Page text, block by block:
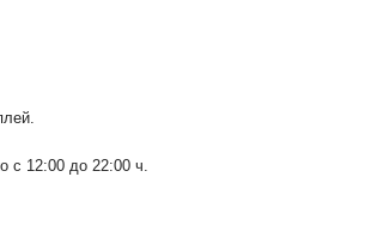
с 12:00 до 22:00 ч.